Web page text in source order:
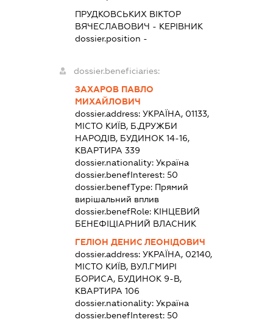
ПРУДКОВСЬКИХ ВІКТОР
ВЯЧЕСЛАВОВИЧ - КЕРІВНИК
dossier.position -
dossier.beneficiaries:
ЗАХАРОВ ПАВЛО
МИХАЙЛОВИЧ
dossier.address: УКРАЇНА, 01133,
МІСТО КИЇВ, Б.ДРУЖБИ
НАРОДІВ, БУДИНОК 14-16,
КВАРТИРА 339
dossier.nationality: Україна
dossier.benefInterest: 50
dossier.benefType: Прямий
вирішальний вплив
dossier.benefRole: КІНЦЕВИЙ
БЕНЕФІЦІАРНИЙ ВЛАСНИК
ГЕЛІОН ДЕНИС ЛЕОНІДОВИЧ
dossier.address: УКРАЇНА, 02140,
МІСТО КИЇВ, ВУЛ.ГМИРІ
БОРИСА, БУДИНОК 9-В,
КВАРТИРА 106
dossier.nationality: Україна
dossier.benefInterest: 50